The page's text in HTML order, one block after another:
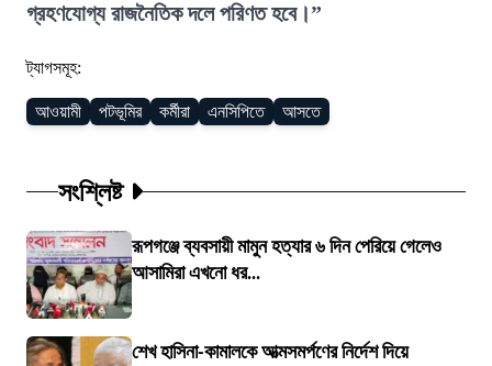
গ্রহণযোগ্য রাজনৈতিক দলে পরিণত হবে।”
ট্যাগসমূহ:
আওয়ামী পটভূমির কর্মীরা এনসিপিতে আসতে
সংশ্লিষ্ট
রূপগঞ্জে ব্যবসায়ী মামুন হত্যার ৬ দিন পেরিয়ে গেলেও
আসামিরা এখনো ধর...
শেখ হাসিনা-কামালকে আত্মসমর্পণের নির্দেশ দিয়ে